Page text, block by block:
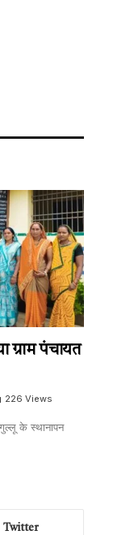
ग्राम पंचायत
226 Views
गुल्लू के स्थानापन
Twitter